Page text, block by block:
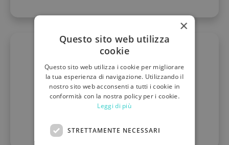
Teledermatologia
×
Questo sito web utilizza
cookie
Questo sito web utilizza i cookie per migliorare
la tua esperienza di navigazione. Utilizzando il
nostro sito web acconsenti a tutti i cookie in
conformità con la nostra policy per i cookie.
Leggi di più
STRETTAMENTE NECESSARI